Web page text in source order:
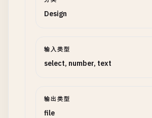
Design
输入类型
select, number, text
输出类型
file